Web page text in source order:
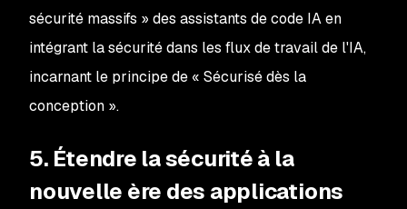
sécurité massifs » des assistants de code IA en
intégrant la sécurité dans les flux de travail de l'IA,
incarnant le principe de « Sécurisé dès la
conception ».
5. Étendre la sécurité à la
nouvelle ère des applications